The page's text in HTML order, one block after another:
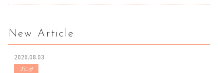
New Article
2026.08.03
ブログ